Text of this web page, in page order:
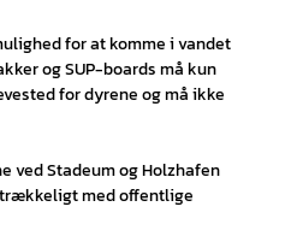
for at komme i vandet
og SUP-boards må kun
for dyrene og må ikke
ved Stadeum og Holzhafen
med offentlige